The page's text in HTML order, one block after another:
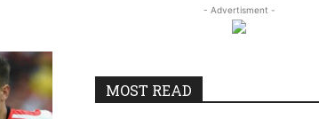
- Advertisment -
MOST READ